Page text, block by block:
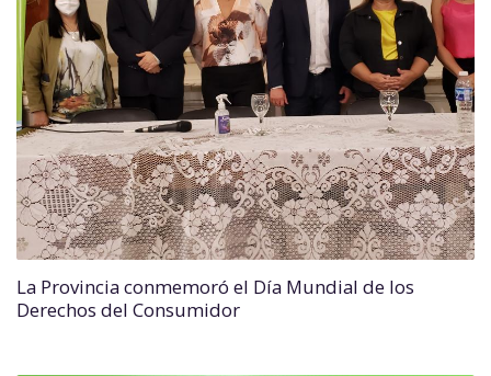
La Provincia conmemoró el Día Mundial de los
Derechos del Consumidor